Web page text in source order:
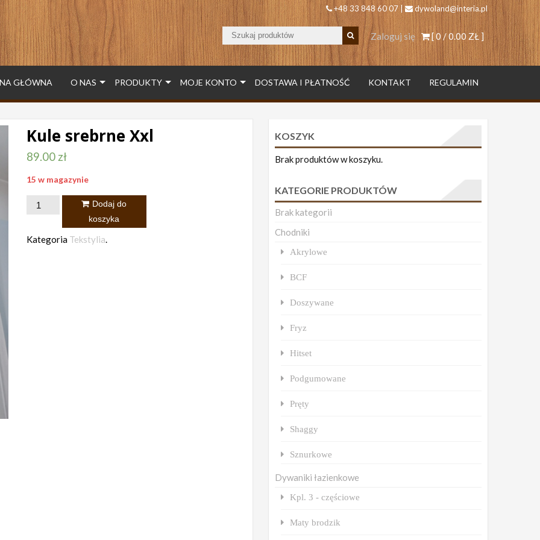
+48 33 848 60 07 | dywoland@interia.pl
[ 0 /0.00 ZŁ]
Zaloguj się
GŁÓWNA O NAS PRODUKTY MOJE KONTO DOSTAWA I PŁATNOŚĆ KONTAKT REGULAMIN
Kule srebrne Xxl
89.00 zł
15 w magazynie
ilość
srebrne
Dodaj do
koszyka
Kategoria Tekstylia.
KOSZYK
Brak produktów w koszyku.
KATEGORIE PRODUKTÓW
Brak kategorii
Chodniki
Akrylowe
BCF
Doszywane
Fryz
Hitset
Podgumowane
Pręty
Shaggy
Sznurkowe
Dywaniki łazienkowe
Kpl. 3 - częściowe
Maty brodzik